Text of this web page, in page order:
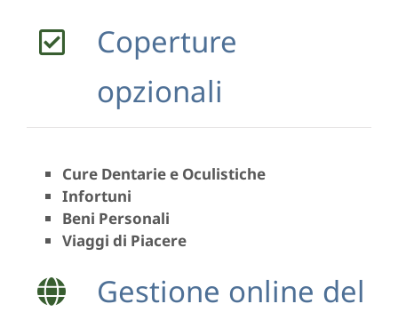
Coperture
opzionali
Cure Dentarie e Oculistiche
Infortuni
Beni Personali
Viaggi di Piacere
Gestione online del